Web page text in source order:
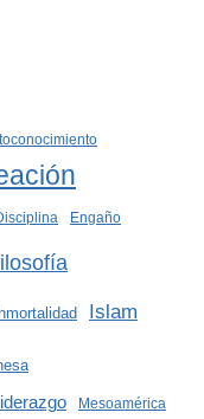
Engaño
Islam
liderazgo Mesoamérica